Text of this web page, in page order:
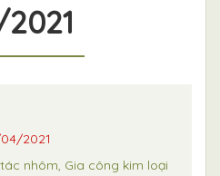
2021
nhôm, Gia công kim loại